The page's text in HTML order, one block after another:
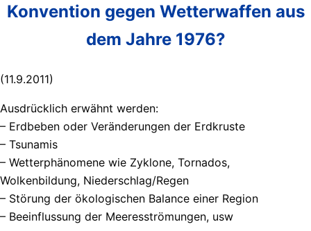
Konvention gegen Wetterwaffen aus
dem Jahre 1976?
(11.9.2011)
Ausdrücklich erwähnt werden:
– Erdbeben oder Veränderungen der Erdkruste
– Tsunamis
– Wetterphänomene wie Zyklone, Tornados,
Wolkenbildung, Niederschlag/Regen
– Störung der ökologischen Balance einer Region
– Beeinflussung der Meeresströmungen, usw